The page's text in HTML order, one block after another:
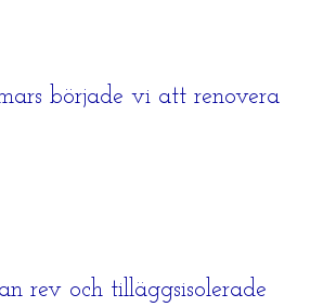
började vi att renovera
rev och tilläggsisolerade